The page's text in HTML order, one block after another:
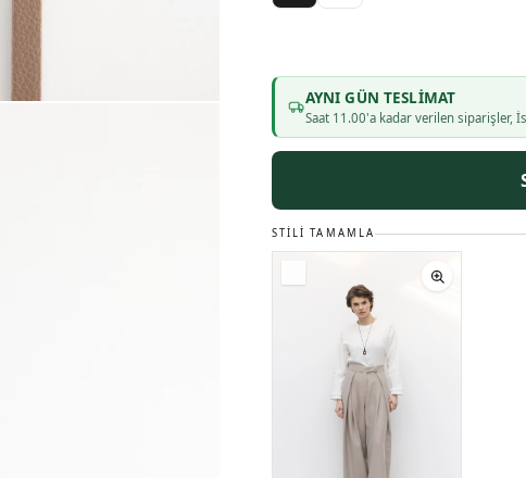
STILI TAMAMLA
AYNI GÜN TESLIMAT
Saat 11 .00'a kadar verilen siparişler,